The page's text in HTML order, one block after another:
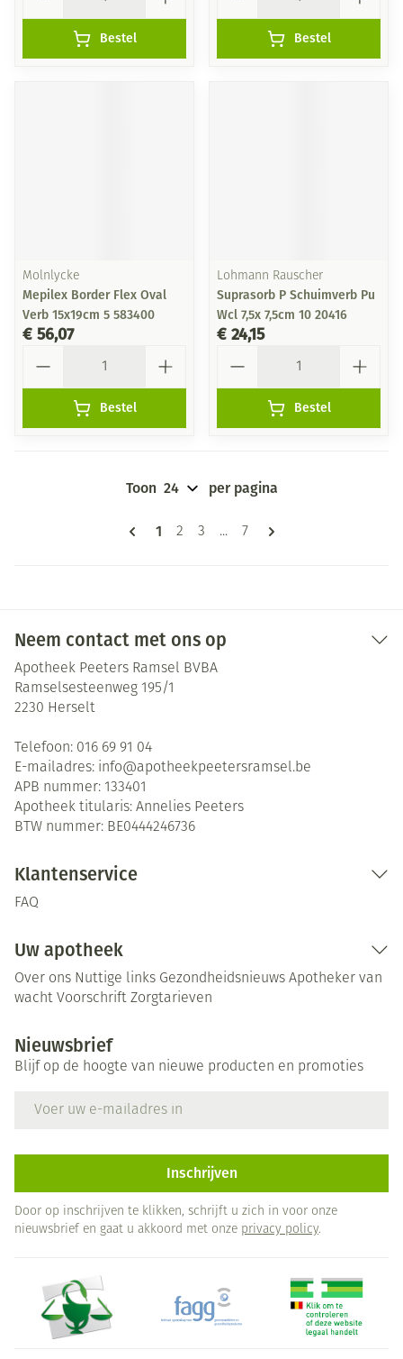
Bestel Bestel
Molnlycke
Mepilex Border Flex Oval
Verb 15x19cm 5 583400
€ 56,07
Bestel
Lohmann Rauscher
Suprasorb P Schuimverb Pu
Wcl 7,5x 7,5cm 10 20416
€ 24,15
Bestel
Pagina's
U lees momenteel pagina
1 Pagina
2 Pagina
3 ... Pagina
7
Toon per pagina
Neem contact met ons op
Apotheek Peeters Ramsel BVBA
Ramselsesteenweg 195/1
2230 Herselt
Telefoon: 016 69 91 04
E-mailadres: info@apotheekpeetersramsel.be
APB nummer: 133401
Apotheek titularis: Annelies Peeters
BTW nummer: BE0444246736
Klantenservice
FAQ
Uw apotheek
Over ons Nuttige links Gezondheidsnieuws Apotheker van
wacht Voorschrift Zorgtarieven
Nieuwsbrief
Blijf op de hoogte van nieuwe producten en promoties
Inschrijven
Door op inschrijven te klikken, schrijft u zich in voor onze
nieuwsbrief en gaat u akkoord met onze privacy policy.